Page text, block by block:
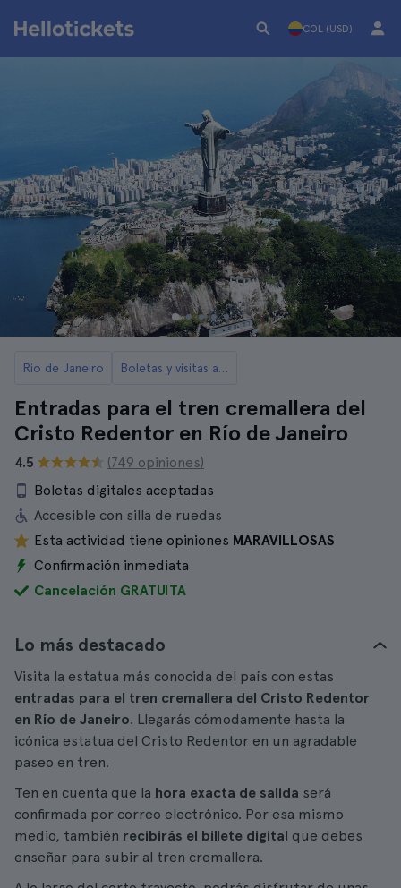
COL (USD)
Rio de Janeiro Boletas y visitas al Cristo Redentor en Río de Janeiro
Entradas para el tren cremallera del
Cristo Redentor en Río de Janeiro
4.5
(749 opiniones)
Boletas digitales aceptadas
Accesible con silla de ruedas
Esta actividad tiene opiniones MARAVILLOSAS
Confirmación inmediata
Cancelación GRATUITA
Lo más destacado
Visita la estatua más conocida del país con estas
entradas para el tren cremallera del Cristo Redentor
en Río de Janeiro. Llegarás cómodamente hasta la
icónica estatua del Cristo Redentor en un agradable
paseo en tren.
Ten en cuenta que la hora exacta de salida será
confirmada por correo electrónico. Por esa mismo
medio, también recibirás el billete digital que debes
enseñar para subir al tren cremallera.